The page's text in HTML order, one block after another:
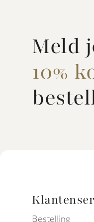
Meld
10%
Bestelling